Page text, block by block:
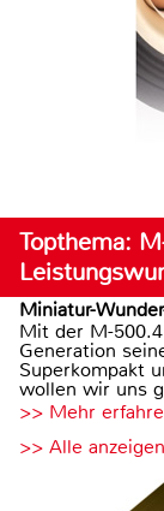
Topthema:
Miniatur-
Mit der M-
Generation
Superkompakt
wollen wir uns
>> Mehr
>> Alle anzeigen